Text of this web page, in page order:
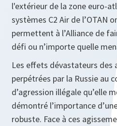
l'extérieur de la zone euro-
systèmes C2 Air de l’OTAN
permettent à l’Alliance de
défi ou n’importe quelle
Les effets dévastateurs des
perpétrées par la Russie au
d’agression illégale qu’elle
démontré l’importance
robuste. Face à ces